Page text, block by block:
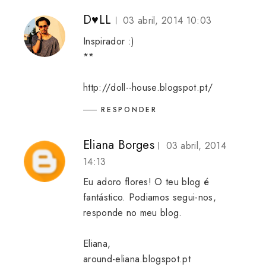
D♥LL
03 abril, 2014 10:03
Inspirador :)
**
http://doll--house.blogspot.pt/
RESPONDER
Eliana Borges
03 abril, 2014
14:13
Eu adoro flores! O teu blog é
fantástico. Podiamos segui-nos,
responde no meu blog.
Eliana,
around-eliana.blogspot.pt